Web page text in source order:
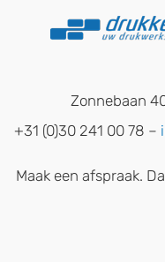
Zonnebaan
+31 (0)30 241 00 78 –
Maak een afspraak.